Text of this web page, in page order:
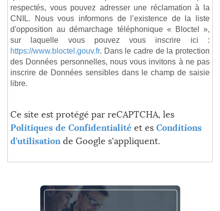
respectés, vous pouvez adresser une réclamation à la
CNIL. Nous vous informons de l’existence de la liste
d'opposition au démarchage téléphonique « Bloctel »,
sur laquelle vous pouvez vous inscrire ici :
https://www.bloctel.gouv.fr. Dans le cadre de la protection
des Données personnelles, nous vous invitons à ne pas
inscrire de Données sensibles dans le champ de saisie
libre.
Ce site est protégé par reCAPTCHA, les
Politiques de Confidentialité et esConditions
d'utilisationde Google s'appliquent.